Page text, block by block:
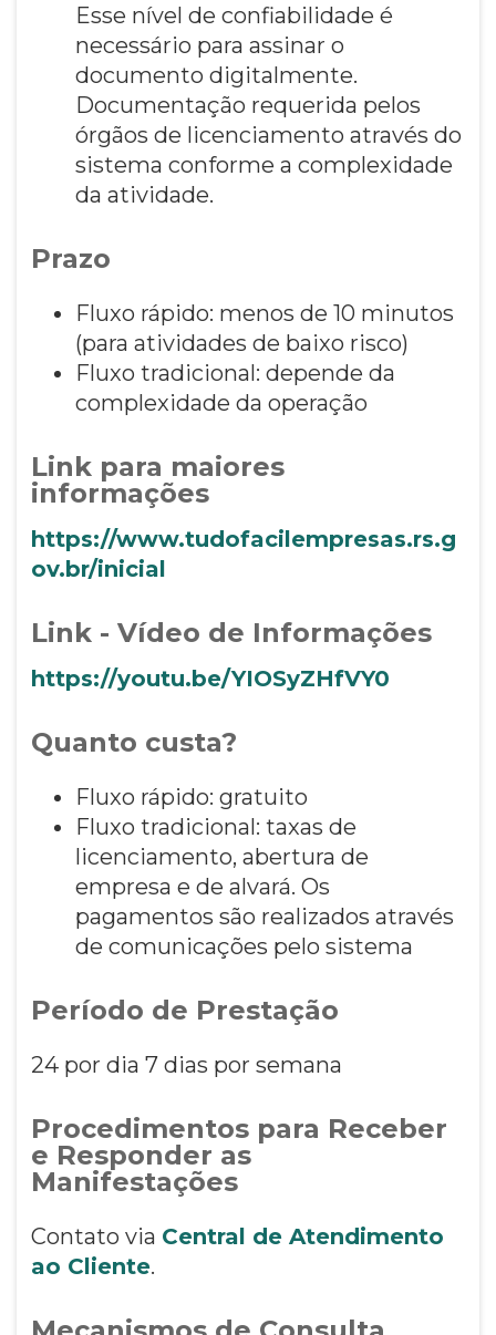
Esse nível de confiabilidade é
necessário para assinar o
documento digitalmente.
Documentação requerida pelos
órgãos de licenciamento através do
sistema conforme a complexidade
da atividade.
Prazo
Fluxo rápido: menos de 10 minutos
(para atividades de baixo risco)
Fluxo tradicional: depende da
complexidade da operação
Link para maiores
informações
https://www.tudofacilempresas.rs.g
ov.br/inicial
Link - Vídeo de Informações
https://youtu.be/YIOSyZHfVY0
Quanto custa?
Fluxo rápido: gratuito
Fluxo tradicional: taxas de
licenciamento, abertura de
empresa e de alvará. Os
pagamentos são realizados através
de comunicações pelo sistema
Período de Prestação
24 por dia 7 dias por semana
Procedimentos para Receber
e Responder as
Manifestações
Contato via Central de Atendimento
ao Cliente.